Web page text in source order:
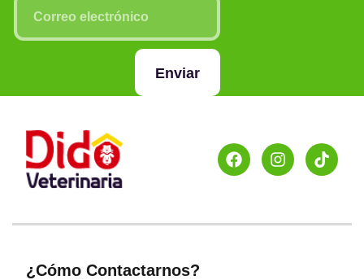
Enviar
¿Cómo Contactarnos?